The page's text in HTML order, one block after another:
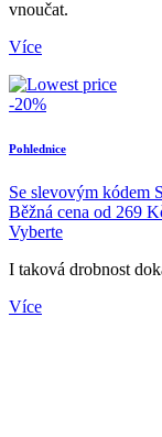
vnoučat.
Více
-20%
Pohlednice
Se slevovým kódem
Běžná cena od 269
Vyberte
I taková drobnost
Více